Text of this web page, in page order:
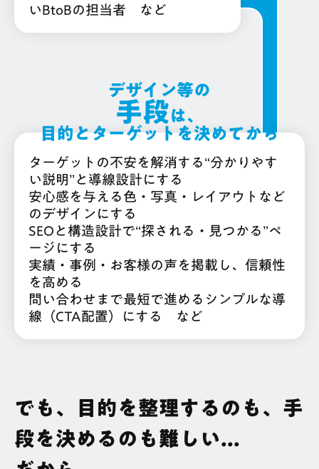
いBtoBの担当者 など
デザイン等の
手段は、
目的とターゲットを決めてから
ターゲットの不安を解消する“分かりやす
い説明”と導線設計にする
安心感を与える色・写真・レイアウトなど
のデザインにする
SEOと構造設計で“探される・見つかる”ペ
ージにする
実績・事例・お客様の声を掲載し、信頼性
を高める
問い合わせまで最短で進めるシンプルな導
線（CTA配置）にする など
でも、目的を整理するのも、手
段を決めるのも難しい...